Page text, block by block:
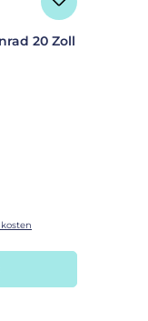
20 Zoll